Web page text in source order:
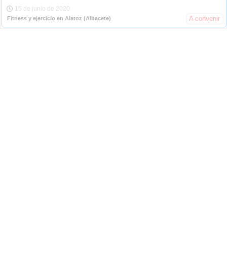
15 de junio de 2020
Fitness y ejercicio en Alatoz (Albacete) A convenir